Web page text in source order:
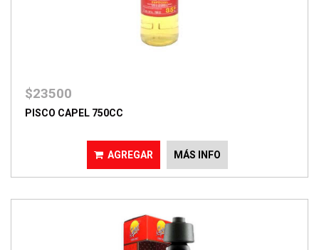
$23500
PISCO CAPEL 750CC
AGREGAR MÁS INFO